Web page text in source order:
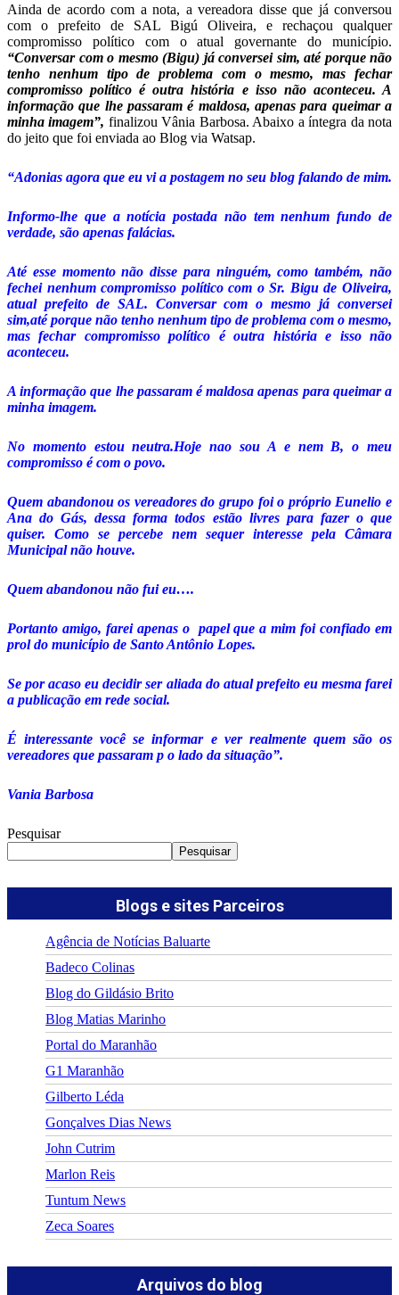
Ainda de acordo com a nota, a vereadora disse que já conversou
com o prefeito de SAL Bigú Oliveira, e rechaçou qualquer
compromisso político com o atual governante do município.
“Conversar com o mesmo (Bigu) já conversei sim, até porque não
tenho nenhum tipo de problema com o mesmo, mas fechar
compromisso político é outra história e isso não aconteceu. A
informação que lhe passaram é maldosa, apenas para queimar a
minha imagem”, finalizou Vânia Barbosa. Abaixo a íntegra da nota
do jeito que foi enviada ao Blog via Watsap.
“Adonias agora que eu vi a postagem no seu blog falando de mim.
Informo-lhe que a notícia postada não tem nenhum fundo de
verdade, são apenas falácias.
Até esse momento não disse para ninguém, como também, não
fechei nenhum compromisso político com o Sr. Bigu de Oliveira,
atual prefeito de SAL. Conversar com o mesmo já conversei
sim,até porque não tenho nenhum tipo de problema com o mesmo,
mas fechar compromisso político é outra história e isso não
aconteceu.
A informação que lhe passaram é maldosa apenas para queimar a
minha imagem.
No momento estou neutra.Hoje nao sou A e nem B, o meu
compromisso é com o povo.
Quem abandonou os vereadores do grupo foi o próprio Eunelio e
Ana do Gás, dessa forma todos estão livres para fazer o que
quiser. Como se percebe nem sequer interesse pela Câmara
Municipal não houve.
Quem abandonou não fui eu….
Portanto amigo, farei apenas o papel que a mim foi confiado em
prol do município de Santo Antônio Lopes.
Se por acaso eu decidir ser aliada do atual prefeito eu mesma farei
a publicação em rede social.
É interessante você se informar e ver realmente quem são os
vereadores que passaram p o lado da situação”.
Vania Barbosa
Pesquisar
Pesquisar
Blogs e sites Parceiros
Agência de Notícias Baluarte
Badeco Colinas
Blog do Gildásio Brito
Blog Matias Marinho
Portal do Maranhão
G1 Maranhão
Gilberto Léda
Gonçalves Dias News
John Cutrim
Marlon Reis
Tuntum News
Zeca Soares
Arquivos do blog